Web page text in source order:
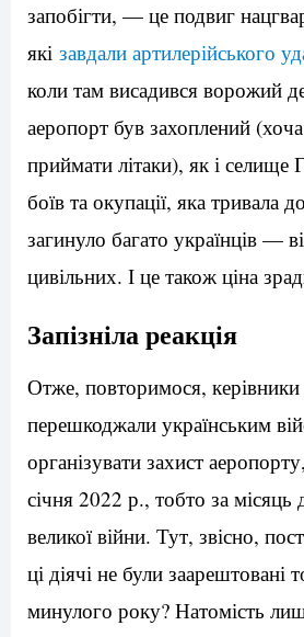
запобігти, — це подвиг
які завдали артилерійського
коли там висадився ворожий
аеропорт був захоплений
приймати літаки), як і селище
боїв та окупації, яка тривала
загинуло багато українців —
цивільних. І це також ціна
Запізніла реакція
Отже, повторимося,
перешкоджали українським
організувати захист
січня 2022 р., тобто за місяць
великої війни. Тут, звісно,
ці діячі не були заарештовані
минулого року? Натомість